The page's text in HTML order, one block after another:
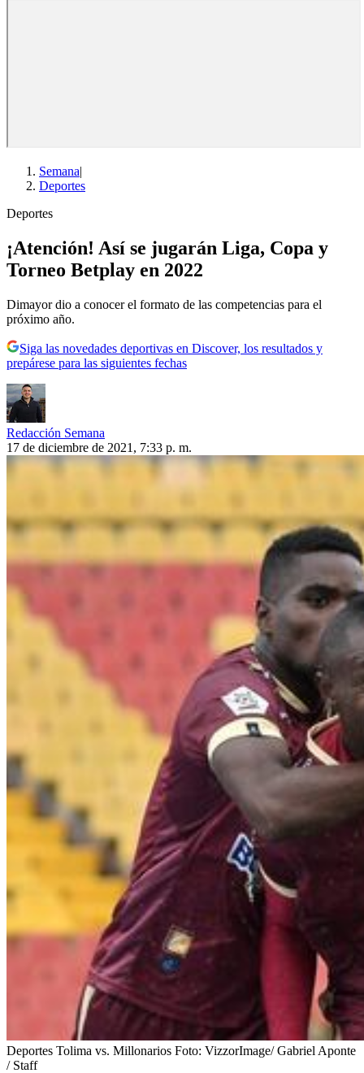
Semana|
Deportes
Deportes
¡Atención! Así se jugarán Liga, Copa y
Torneo Betplay en 2022
Dimayor dio a conocer el formato de las competencias para el
próximo año.
Siga las novedades deportivas en Discover, los resultados y
prepárese para las siguientes fechas
Redacción Semana
17 de diciembre de 2021, 7:33 p. m.
Deportes Tolima vs. Millonarios Foto: VizzorImage/ Gabriel Aponte
/ Staff